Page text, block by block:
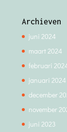
Archieven
juni 2024
maart 2024
februari
januari 2024
december
november
juni 2023